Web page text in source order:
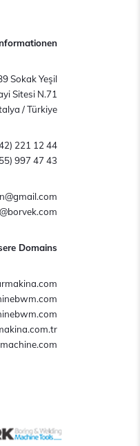
Sokak Yeşil
Sitesi N.71
/ Türkiye
221 12 44
997 47 43
Domains